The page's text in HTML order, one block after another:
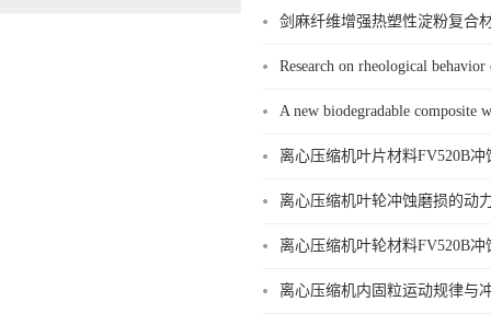
剑麻纤维增强热塑性淀粉复合
Research on rheological
A new biodegradable composite
离心压缩机叶片材料FV520B
离心压缩机叶轮冲蚀磨损的动
离心压缩机叶轮材料FV520B
离心压缩机内固粒运动规律与